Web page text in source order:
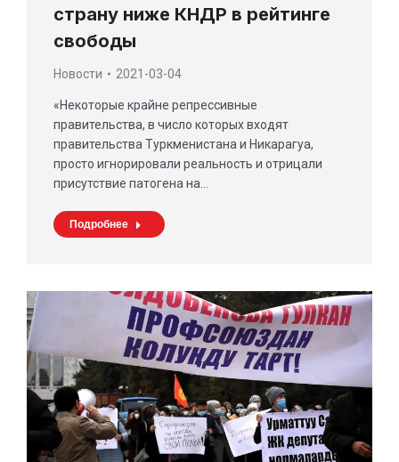
страну ниже КНДР в рейтинге
свободы
Новости 2021-03-04
«Некоторые крайне репрессивные
правительства, в число которых входят
правительства Туркменистана и Никарагуа,
просто игнорировали реальность и отрицали
присутствие патогена на…
Подробнее